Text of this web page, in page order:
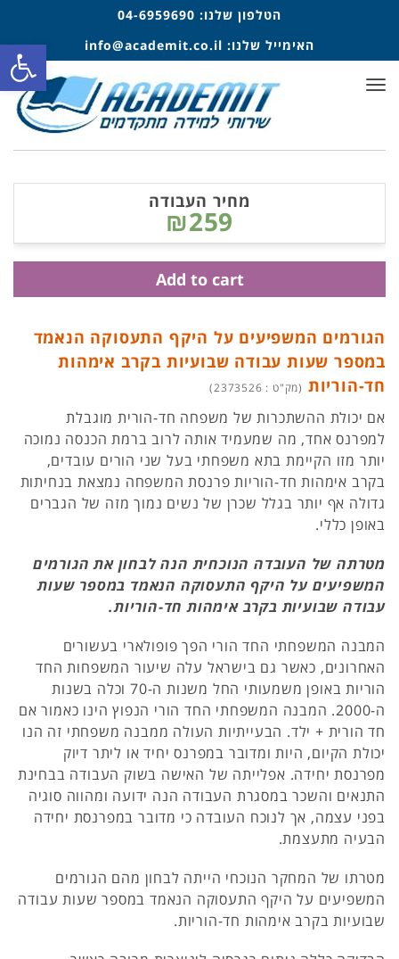
פתח
הטלפון שלנו: 04-6959690
האימייל שלנו: info@academit.co.il
תפריט
הגורמים המשפיעים על היקף התעסוקה הנאמד
במספר שעות עבודה שבועיות בקרב אימהות
חד-הוריות (מק"ט : 2373526)
אם יכולת ההשתכרות של משפחה חד-הורית מוגבלת
למפרנס אחד, מה שמעמיד אותה לרוב ברמת הכנסה נמוכה
יותר מזו הקיימת בתא משפחתי בעל שני הורים עובדים,
בקרב אימהות חד-הוריות פרנסת המשפחה נמצאת בנחיתות
גדולה אף יותר בגלל שכרן של נשים נמוך מזה של הגברים
באופן כללי.
מטרתה של העובדה הנוכחית הנה לבחון את הגורמים
המשפיעים על היקף התעסוקה הנאמד במספר שעות
עבודה שבועיות בקרב אימהות חד-הוריות.
המבנה המשפחתי החד הורי הפך פופולארי בעשורים
האחרונים, כאשר גם בישראל עלה שיעור המשפחות החד
הוריות באופן משמעותי החל משנות ה-70 וכלה בשנות
ה-2000. המבנה המשפחתי החד הורי הנפוץ הינו כאמור אם
חד הורית + ילד. הבעייתיות העולה ממבנה משפחתי זה הנו
יכולת הקיום, היות ומדובר במפרנס יחיד או ליתר דיוק
מפרנסת יחידה. אפלייתה של האישה בשוק העבודה בבחינת
התנאים והשכר במסגרת העבודה הנה ידועה ומהווה סוגיה
בפני עצמה, אך לנוכח העובדה כי מדובר במפרנסת יחידה
הבעיה מתעצמת.
מטרתו של המחקר הנוכחי הייתה לבחון מהם הגורמים
המשפיעים על היקף התעסוקה הנאמד במספר שעות עבודה
שבועיות בקרב אימהות חד-הוריות.
מחיר העבודה
₪259
Add to cart